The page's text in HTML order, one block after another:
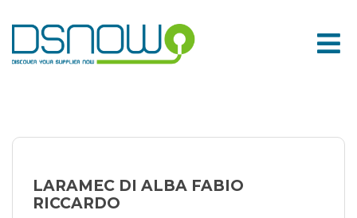
to
content
LARAMEC DI ALBA FABIO
RICCARDO